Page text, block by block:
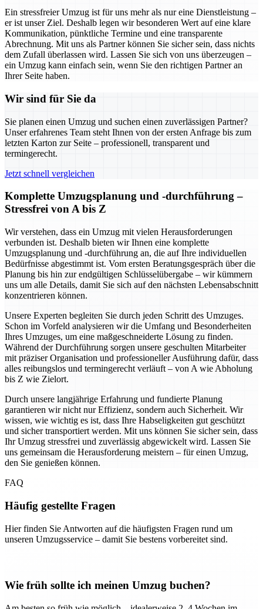
Ein stressfreier Umzug ist für uns mehr als nur eine Dienstleistung –
er ist unser Ziel. Deshalb legen wir besonderen Wert auf eine klare
Kommunikation, pünktliche Termine und eine transparente
Abrechnung. Mit uns als Partner können Sie sicher sein, dass nichts
dem Zufall überlassen wird. Lassen Sie sich von uns überzeugen –
ein Umzug kann einfach sein, wenn Sie den richtigen Partner an
Ihrer Seite haben.
Wir sind für Sie da
Sie planen einen Umzug und suchen einen zuverlässigen Partner?
Unser erfahrenes Team steht Ihnen von der ersten Anfrage bis zum
letzten Karton zur Seite – professionell, transparent und
termingerecht.
Jetzt schnell vergleichen
Komplette Umzugsplanung und -durchführung –
Stressfrei von A bis Z
Wir verstehen, dass ein Umzug mit vielen Herausforderungen
verbunden ist. Deshalb bieten wir Ihnen eine komplette
Umzugsplanung und -durchführung an, die auf Ihre individuellen
Bedürfnisse abgestimmt ist. Vom ersten Beratungsgespräch über die
Planung bis hin zur endgültigen Schlüsselübergabe – wir kümmern
uns um alle Details, damit Sie sich auf den nächsten Lebensabschnitt
konzentrieren können.
Unsere Experten begleiten Sie durch jeden Schritt des Umzuges.
Schon im Vorfeld analysieren wir die Umfang und Besonderheiten
Ihres Umzuges, um eine maßgeschneiderte Lösung zu finden.
Während der Durchführung sorgen unsere geschulten Mitarbeiter
mit präziser Organisation und professioneller Ausführung dafür, dass
alles reibungslos und termingerecht verläuft – von A wie Abholung
bis Z wie Zielort.
Durch unsere langjährige Erfahrung und fundierte Planung
garantieren wir nicht nur Effizienz, sondern auch Sicherheit. Wir
wissen, wie wichtig es ist, dass Ihre Habseligkeiten gut geschützt
und sicher transportiert werden. Mit uns können Sie sicher sein, dass
Ihr Umzug stressfrei und zuverlässig abgewickelt wird. Lassen Sie
uns gemeinsam die Herausforderung meistern – für einen Umzug,
den Sie genießen können.
FAQ
Häufig gestellte Fragen
Hier finden Sie Antworten auf die häufigsten Fragen rund um
unseren Umzugsservice – damit Sie bestens vorbereitet sind.
Wie früh sollte ich meinen Umzug buchen?